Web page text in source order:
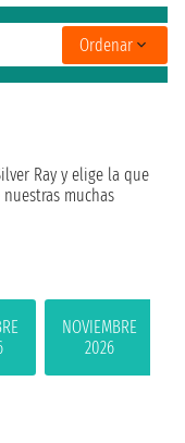
Ordenar
Ray y elige la que
muchas
NOVIEMBRE
2026